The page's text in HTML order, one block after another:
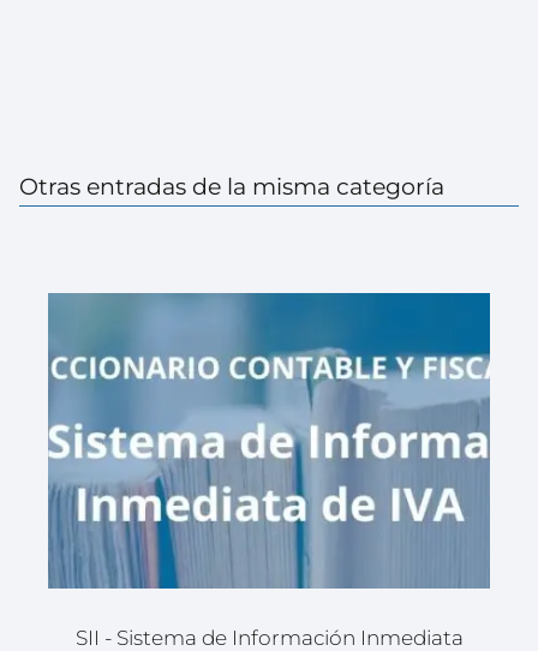
Otras entradas de la misma categoría
SII - Sistema de Información Inmediata